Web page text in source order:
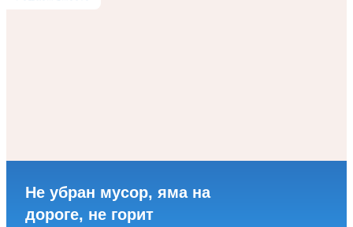
Не убран мусор, яма на
дороге, не горит